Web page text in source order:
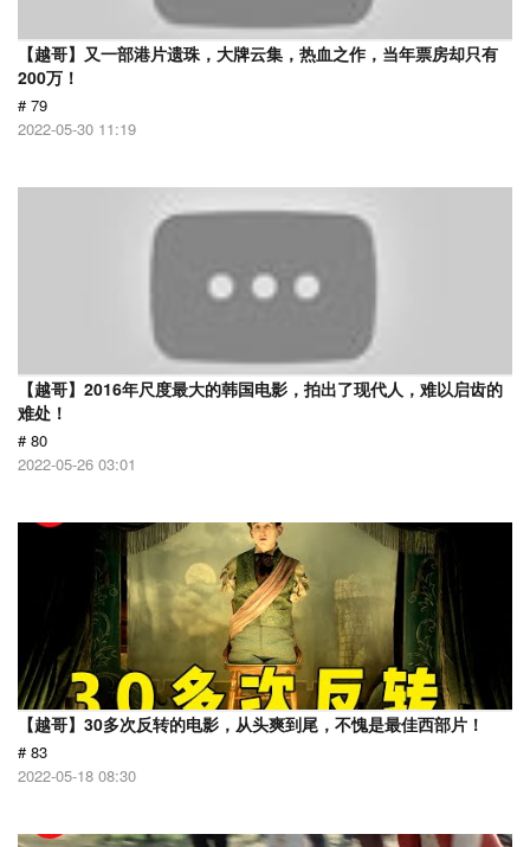
【越哥】又一部港片遗珠，大牌云集，热血之作，当年票房却只有
200万！
# 79
2022-05-30 11:19
【越哥】2016年尺度最大的韩国电影，拍出了现代人，难以启齿的
难处！
# 80
2022-05-26 03:01
【越哥】30多次反转的电影，从头爽到尾，不愧是最佳西部片！
# 83
2022-05-18 08:30